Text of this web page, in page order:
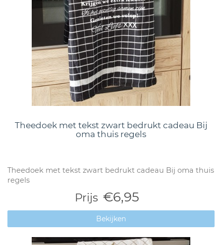
Theedoek met tekst zwart bedrukt cadeau Bij
oma thuis regels
Theedoek met tekst zwart bedrukt cadeau Bij oma thuis
regels
Prijs €6,95
Bekijken